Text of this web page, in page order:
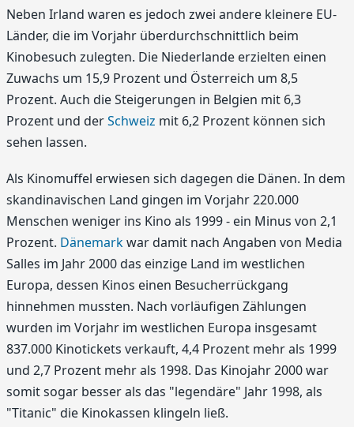
Neben Irland waren es jedoch zwei andere kleinere EU-
Länder, die im Vorjahr überdurchschnittlich beim
Kinobesuch zulegten. Die Niederlande erzielten einen
Zuwachs um 15,9 Prozent und Österreich um 8,5
Prozent. Auch die Steigerungen in Belgien mit 6,3
Prozent und derSchweiz mit 6,2 Prozent können sich
sehen lassen.
Als Kinomuffel erwiesen sich dagegen die Dänen. In dem
skandinavischen Land gingen im Vorjahr 220.000
Menschen weniger ins Kino als 1999 - ein Minus von 2,1
Prozent. Dänemarkwar damit nach Angaben von Media
Salles im Jahr 2000 das einzige Land im westlichen
Europa, dessen Kinos einen Besucherrückgang
hinnehmen mussten. Nach vorläufigen Zählungen
wurden im Vorjahr im westlichen Europa insgesamt
837.000 Kinotickets verkauft, 4,4 Prozent mehr als 1999
und 2,7 Prozent mehr als 1998. Das Kinojahr 2000 war
somit sogar besser als das "legendäre" Jahr 1998, als
"Titanic" die Kinokassen klingeln ließ.